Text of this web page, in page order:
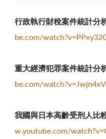
行政執行財稅案件統計分
be.com/
重大經濟犯罪案件統計分
be.com/
我國與日本高齡受刑人比
w.youtube.com/